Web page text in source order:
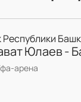
Республики
Юлаев -
арена